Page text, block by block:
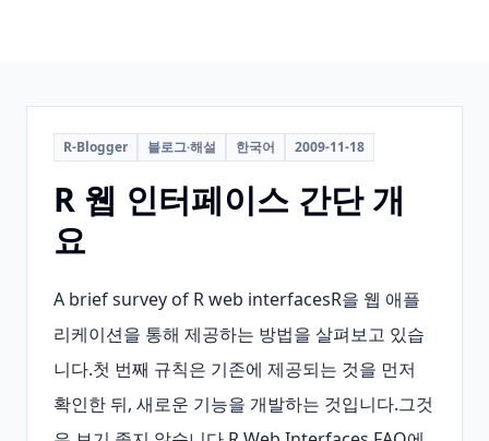
R-Blogger 블로그·해설 한국어 2009-11-18
R 웹 인터페이스 간단 개
요
A brief survey of R web interfacesR을 웹 애플
리케이션을 통해 제공하는 방법을 살펴보고 있습
니다.첫 번째 규칙은 기존에 제공되는 것을 먼저
확인한 뒤, 새로운 기능을 개발하는 것입니다.그것